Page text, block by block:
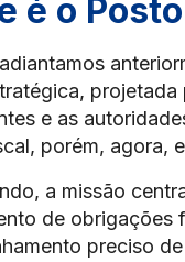
é o
e as
porém, agora,
a missão
de obrigações
preciso